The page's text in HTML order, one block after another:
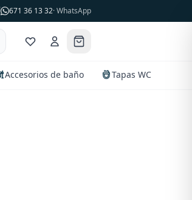
671 36 13 32· WhatsApp
Accesorios de baño Tapas WC